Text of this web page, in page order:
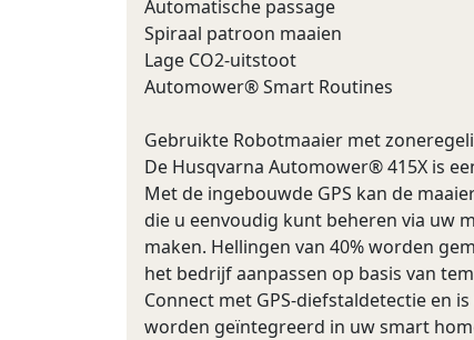
Automatische passage
Spiraal patroon maaien
Lage CO2-uitstoot
Automower® Smart Routines
Gebruikte Robotmaaier met
De Husqvarna Automower® 415X is
Met de ingebouwde GPS kan de
die u eenvoudig kunt beheren via uw
maken. Hellingen van 40% worden
het bedrijf aanpassen op basis van
Connect met GPS-diefstaldetectie en
worden geïntegreerd in uw smart